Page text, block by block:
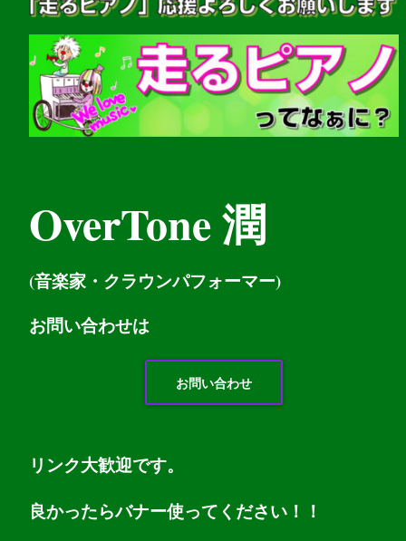
OverTone 潤
(音楽家・クラウンパフォーマー)
お問い合わせは
お問い合わせ
リンク大歓迎です。
良かったらバナー使ってください！！